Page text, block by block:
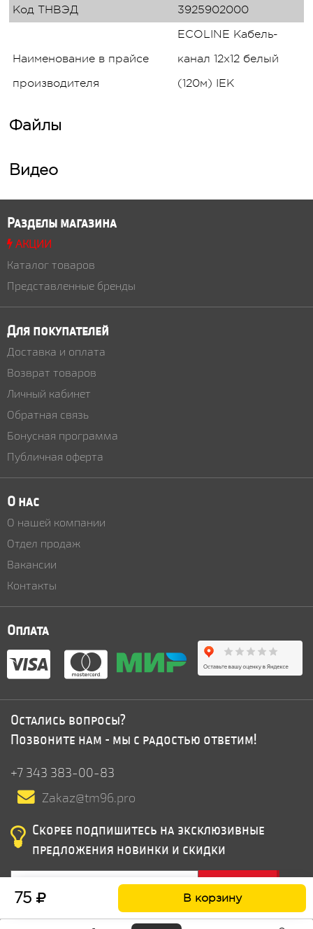
Код ТНВЭД
3925902000
Наименование в прайсе
производителя
ECOLINE Кабель-
канал 12х12 белый
(120м) IEK
Файлы
Видео
75 В корзину
Разделы магазина
АКЦИИ
Каталог товаров
Представленные бренды
Для покупателей
Доставка и оплата
Возврат товаров
Личный кабинет
Обратная связь
Бонусная программа
Публичная оферта
О нас
О нашей компании
Отдел продаж
Вакансии
Контакты
Оплата
Остались вопросы?
Позвоните нам - мы с радостью ответим!
+7 343 383-00-83
Zakaz@tm96.pro
Скорее подпишитесь на эксклюзивные
предложения новинки и скидки
Подписатся